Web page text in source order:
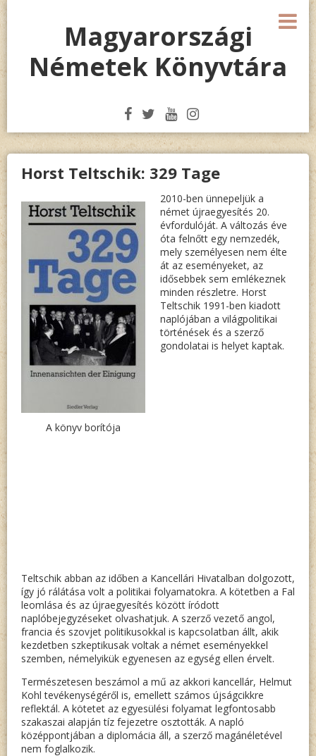
Megszakítás
Magyarországi
Németek Könyvtára
Horst Teltschik: 329 Tage
A könyv borítója
2010-ben ünnepeljük a
német újraegyesítés 20.
évfordulóját. A változás éve
óta felnőtt egy nemzedék,
mely személyesen nem élte
át az eseményeket, az
idősebbek sem emlékeznek
minden részletre. Horst
Teltschik 1991-ben kiadott
naplójában a világpolitikai
történések és a szerző
gondolatai is helyet kaptak.
Teltschik abban az időben a Kancellári Hivatalban dolgozott,
így jó rálátása volt a politikai folyamatokra. A kötetben a Fal
leomlása és az újraegyesítés között íródott
naplóbejegyzéseket olvashatjuk. A szerző vezető angol,
francia és szovjet politikusokkal is kapcsolatban állt, akik
kezdetben szkeptikusak voltak a német eseményekkel
szemben, némelyikük egyenesen az egység ellen érvelt.
Természetesen beszámol a mű az akkori kancellár, Helmut
Kohl tevékenységéről is, emellett számos újságcikkre
reflektál. A kötetet az egyesülési folyamat legfontosabb
szakaszai alapján tíz fejezetre osztották. A napló
középpontjában a diplomácia áll, a szerző magánéletével
nem foglalkozik.